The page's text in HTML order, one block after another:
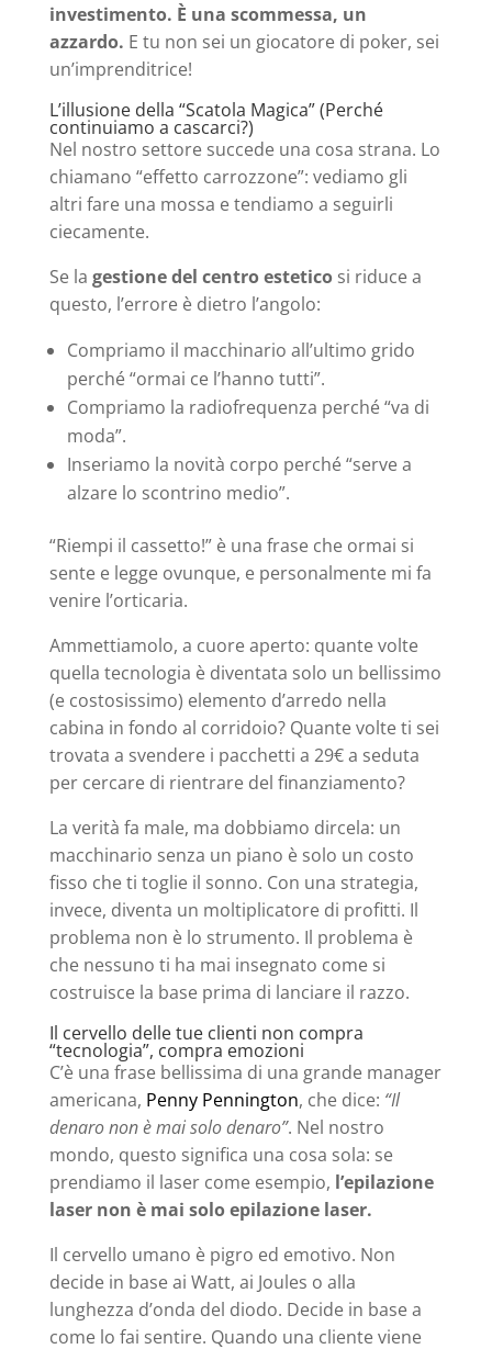
investimento. È una scommessa, un
azzardo. E tu non sei un giocatore di poker, sei
un’imprenditrice!
L’illusione della “Scatola Magica” (Perché
continuiamo a cascarci?)
Nel nostro settore succede una cosa strana. Lo
chiamano “effetto carrozzone”: vediamo gli
altri fare una mossa e tendiamo a seguirli
ciecamente.
Se la gestione del centro esteticosi riduce a
questo, l’errore è dietro l’angolo:
Compriamo il macchinario all’ultimo grido
perché “ormai ce l’hanno tutti”.
Compriamo la radiofrequenza perché “va di
moda”.
Inseriamo la novità corpo perché “serve a
alzare lo scontrino medio”.
“Riempi il cassetto!” è una frase che ormai si
sente e legge ovunque, e personalmente mi fa
venire l’orticaria.
Ammettiamolo, a cuore aperto: quante volte
quella tecnologia è diventata solo un bellissimo
(e costosissimo) elemento d’arredo nella
cabina in fondo al corridoio? Quante volte ti sei
trovata a svendere i pacchetti a 29€ a seduta
per cercare di rientrare del finanziamento?
La verità fa male, ma dobbiamo dircela: un
macchinario senza un piano è solo un costo
fisso che ti toglie il sonno. Con una strategia,
invece, diventa un moltiplicatore di profitti. Il
problema non è lo strumento. Il problema è
che nessuno ti ha mai insegnato come si
costruisce la base prima di lanciare il razzo.
Il cervello delle tue clienti non compra
“tecnologia”, compra emozioni
C’è una frase bellissima di una grande manager
americana, Penny Pennington, che dice: “Il
denaro non è mai solo denaro”. Nel nostro
mondo, questo significa una cosa sola: se
prendiamo il laser come esempio, l’epilazione
laser non è mai solo epilazione laser.
Il cervello umano è pigro ed emotivo. Non
decide in base ai Watt, ai Joules o alla
lunghezza d’onda del diodo. Decide in base a
come lo fai sentire. Quando una cliente viene